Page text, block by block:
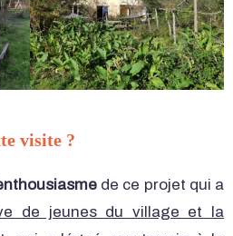
visite ?
de ce projet qui a
de jeunes du village et la